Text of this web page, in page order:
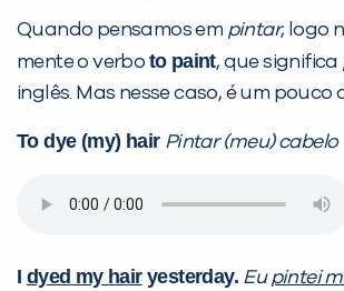
Quando pensamos em pintar, logo
mente o verbo to paint, que significa
inglês. Mas nesse caso, é um pouco
To dye (my) hair Pintar (meu) cabelo
I dyed my hairyesterday. Eupintei
PEÇA UMA DEMONSTRAÇÃO DE
Desculpe!
inFlux nesta cidade ou